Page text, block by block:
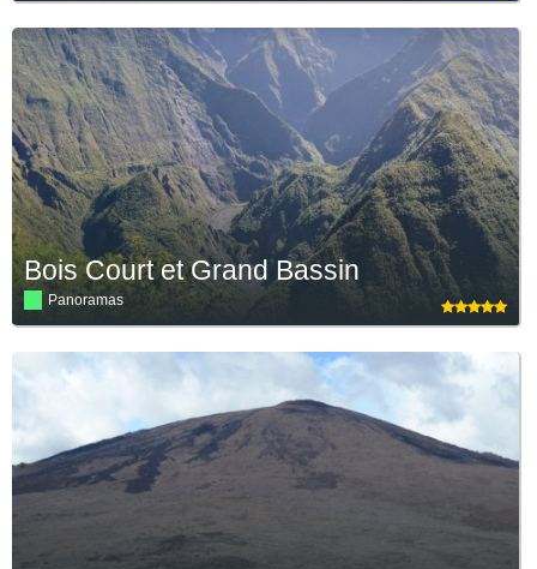
Bois Court et Grand Bassin
Panoramas